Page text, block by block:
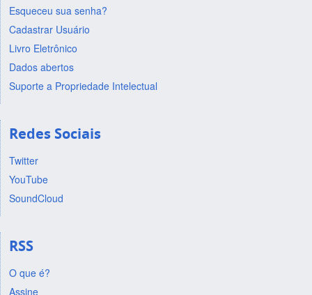
Esqueceu sua senha?
Cadastrar Usuário
Livro Eletrônico
Dados abertos
Suporte a Propriedade Intelectual
Redes Sociais
Twitter
YouTube
SoundCloud
RSS
O que é?
Assine